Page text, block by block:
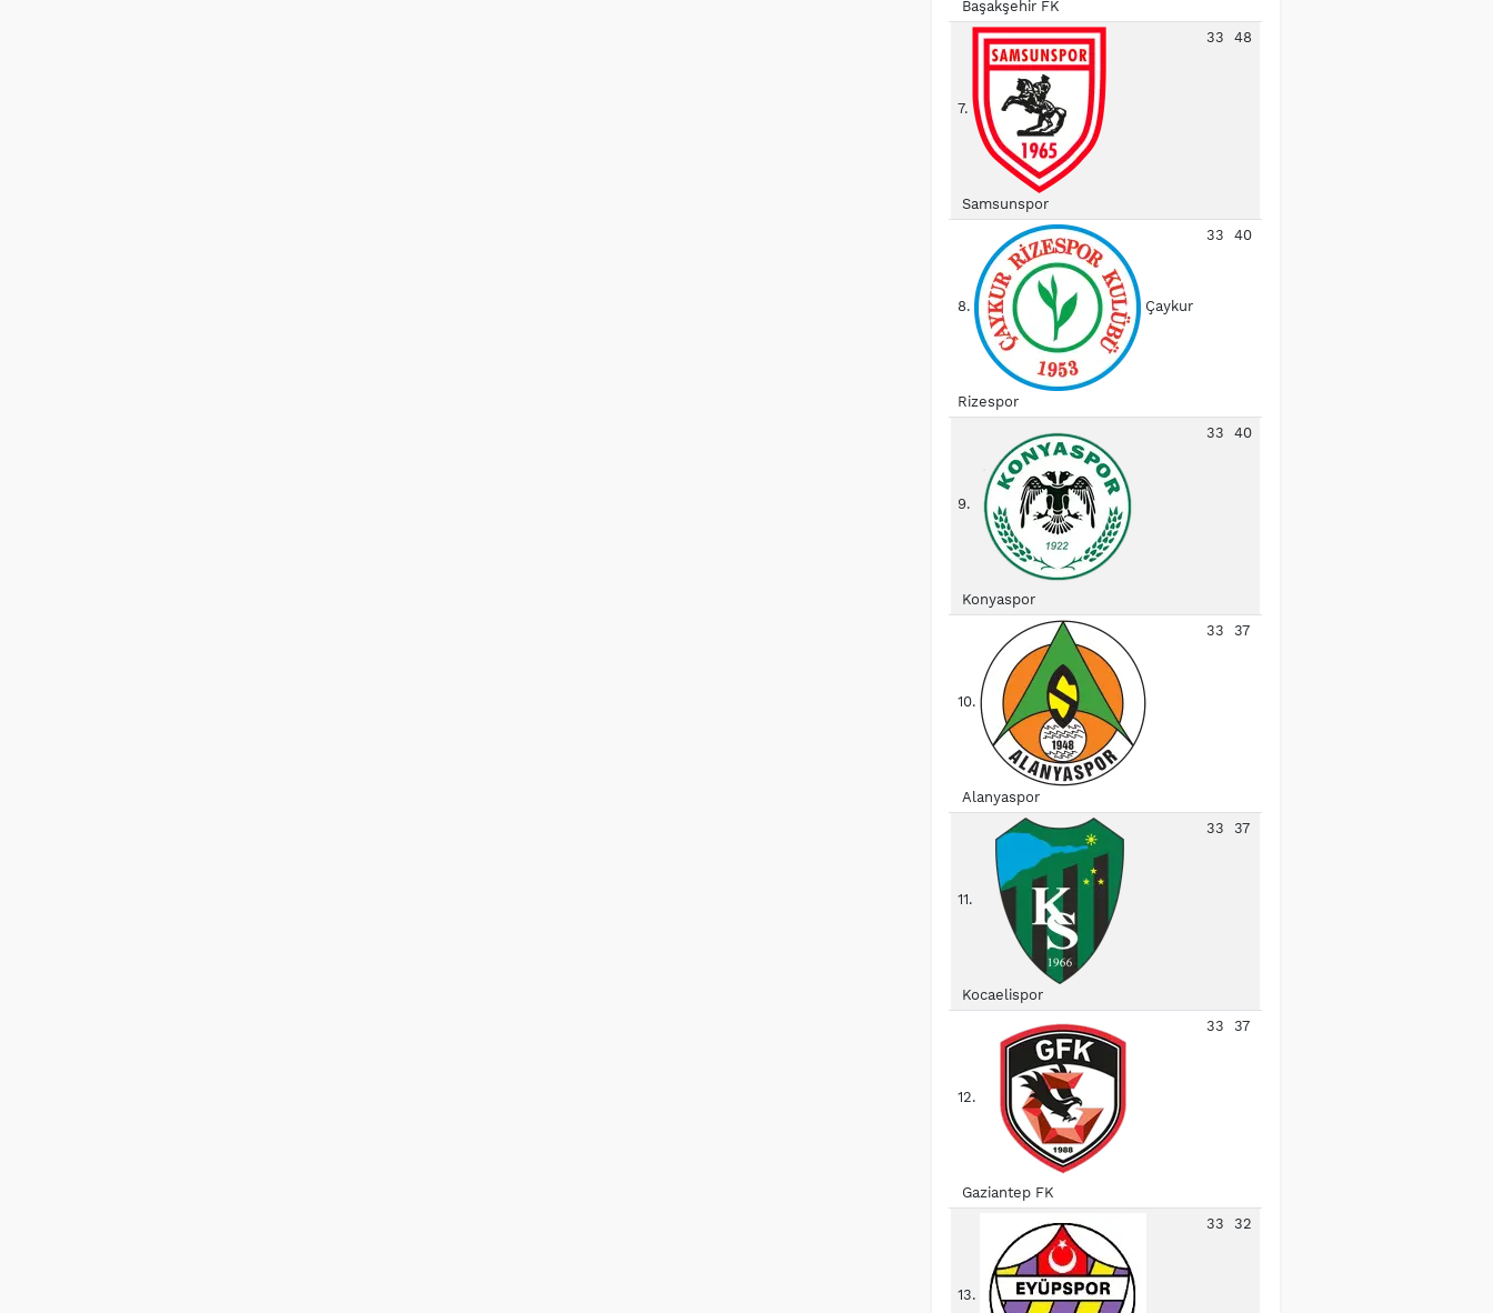
Başakşehir FK
7.
Samsunspor
33 48
8. Çaykur
Rizespor
33 40
9.
Konyaspor
33 40
10.
Alanyaspor
33 37
11.
Kocaelispor
33 37
12.
Gaziantep FK
33 37
13.
33 32